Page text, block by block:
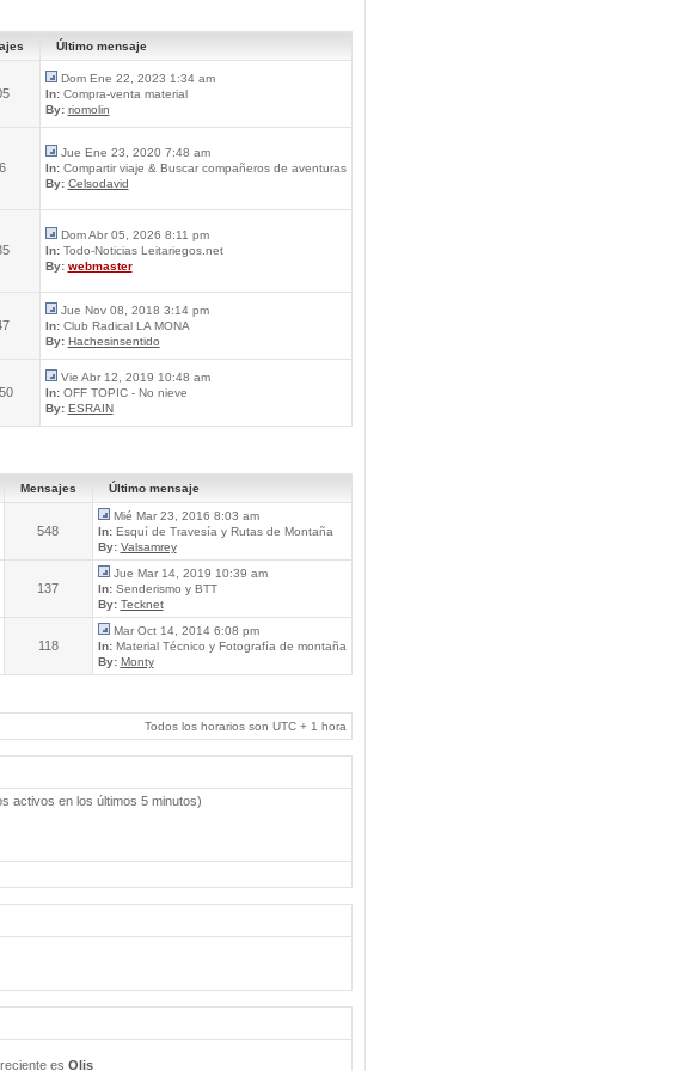
Último mensaje
Dom Ene 22, 2023 1:34 am
In:Compra-venta material
By: riomolin
Jue Ene 23, 2020 7:48 am
In:Compartir viaje & Buscar compañeros de aventuras
By: Celsodavid
Dom Abr 05, 2026 8:11 pm
In:Todo-Noticias Leitariegos.net
By: webmaster
Jue Nov 08, 2018 3:14 pm
In:Club Radical LA MONA
By: Hachesinsentido
Vie Abr 12, 2019 10:48 am
In:OFF TOPIC - No nieve
By: ESRAIN
Mensajes Último mensaje
548
Mié Mar 23, 2016 8:03 am
In:Esquí de Travesía y Rutas de Montaña
By: Valsamrey
137
Jue Mar 14, 2019 10:39 am
In:Senderismo y BTT
By: Tecknet
118
Mar Oct 14, 2014 6:08 pm
In:Material Técnico y Fotografía de montaña
By: Monty
Todos los horarios son UTC + 1 hora
activos en los últimos 5 minutos)
es Olis